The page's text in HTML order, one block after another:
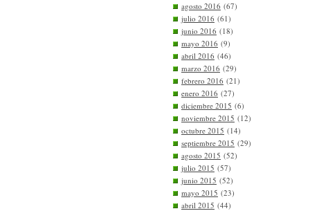
agosto 2016 (67)
julio 2016 (61)
junio 2016 (18)
mayo 2016 (9)
abril 2016 (46)
marzo 2016 (29)
febrero 2016 (21)
enero 2016 (27)
diciembre 2015 (6)
noviembre 2015 (12)
octubre 2015 (14)
septiembre 2015 (29)
agosto 2015 (52)
julio 2015 (57)
junio 2015 (52)
mayo 2015 (23)
abril 2015 (44)